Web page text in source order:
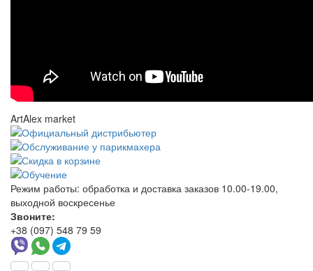
ArtAlex market
Режим работы: обработка и доставка заказов 10.00-19.00,
выходной воскресенье
Звоните:
+38 (097) 548 79 59